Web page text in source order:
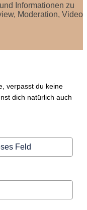
Informationen zu
Moderation, Video
verpasst du keine
dich natürlich auch